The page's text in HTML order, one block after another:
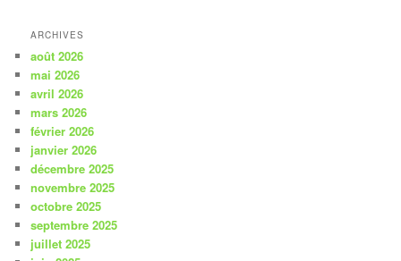
ARCHIVES
août 2026
mai 2026
avril 2026
mars 2026
février 2026
janvier 2026
décembre 2025
novembre 2025
octobre 2025
septembre 2025
juillet 2025